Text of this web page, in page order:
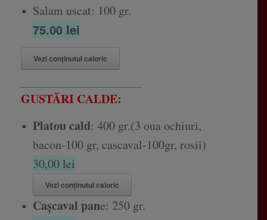
Salam uscat: 100 gr.
75.00 lei
Vezi conținutul caloric
GUSTĂRI CALDE:
Platou cald: 400 gr.(3 oua ochiuri,
bacon-100 gr, cascaval-100gr, rosii)
30,00 lei
Vezi conținutul caloric
Cașcaval pane: 250 gr.